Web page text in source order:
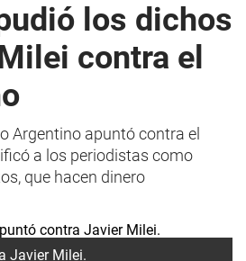
los dichos
contra el
Argentino apuntó contra el
a los periodistas como
que hacen dinero
Javier Milei.